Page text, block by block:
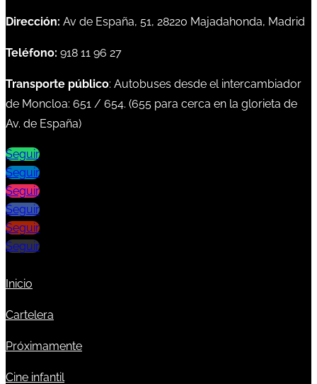
Dirección: Av de España, 51, 28220 Majadahonda, Madrid
Teléfono: 918 11 96 27
Transporte público: Autobuses desde el intercambiador
de Moncloa: 651 / 654. (655 para cerca en la glorieta de
Av. de España)
Seguir
Seguir
Seguir
Seguir
Seguir
Seguir
Inicio
Cartelera
Próximamente
Cine infantil